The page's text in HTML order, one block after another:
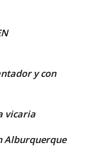
y con
vicaria
Alburquerque